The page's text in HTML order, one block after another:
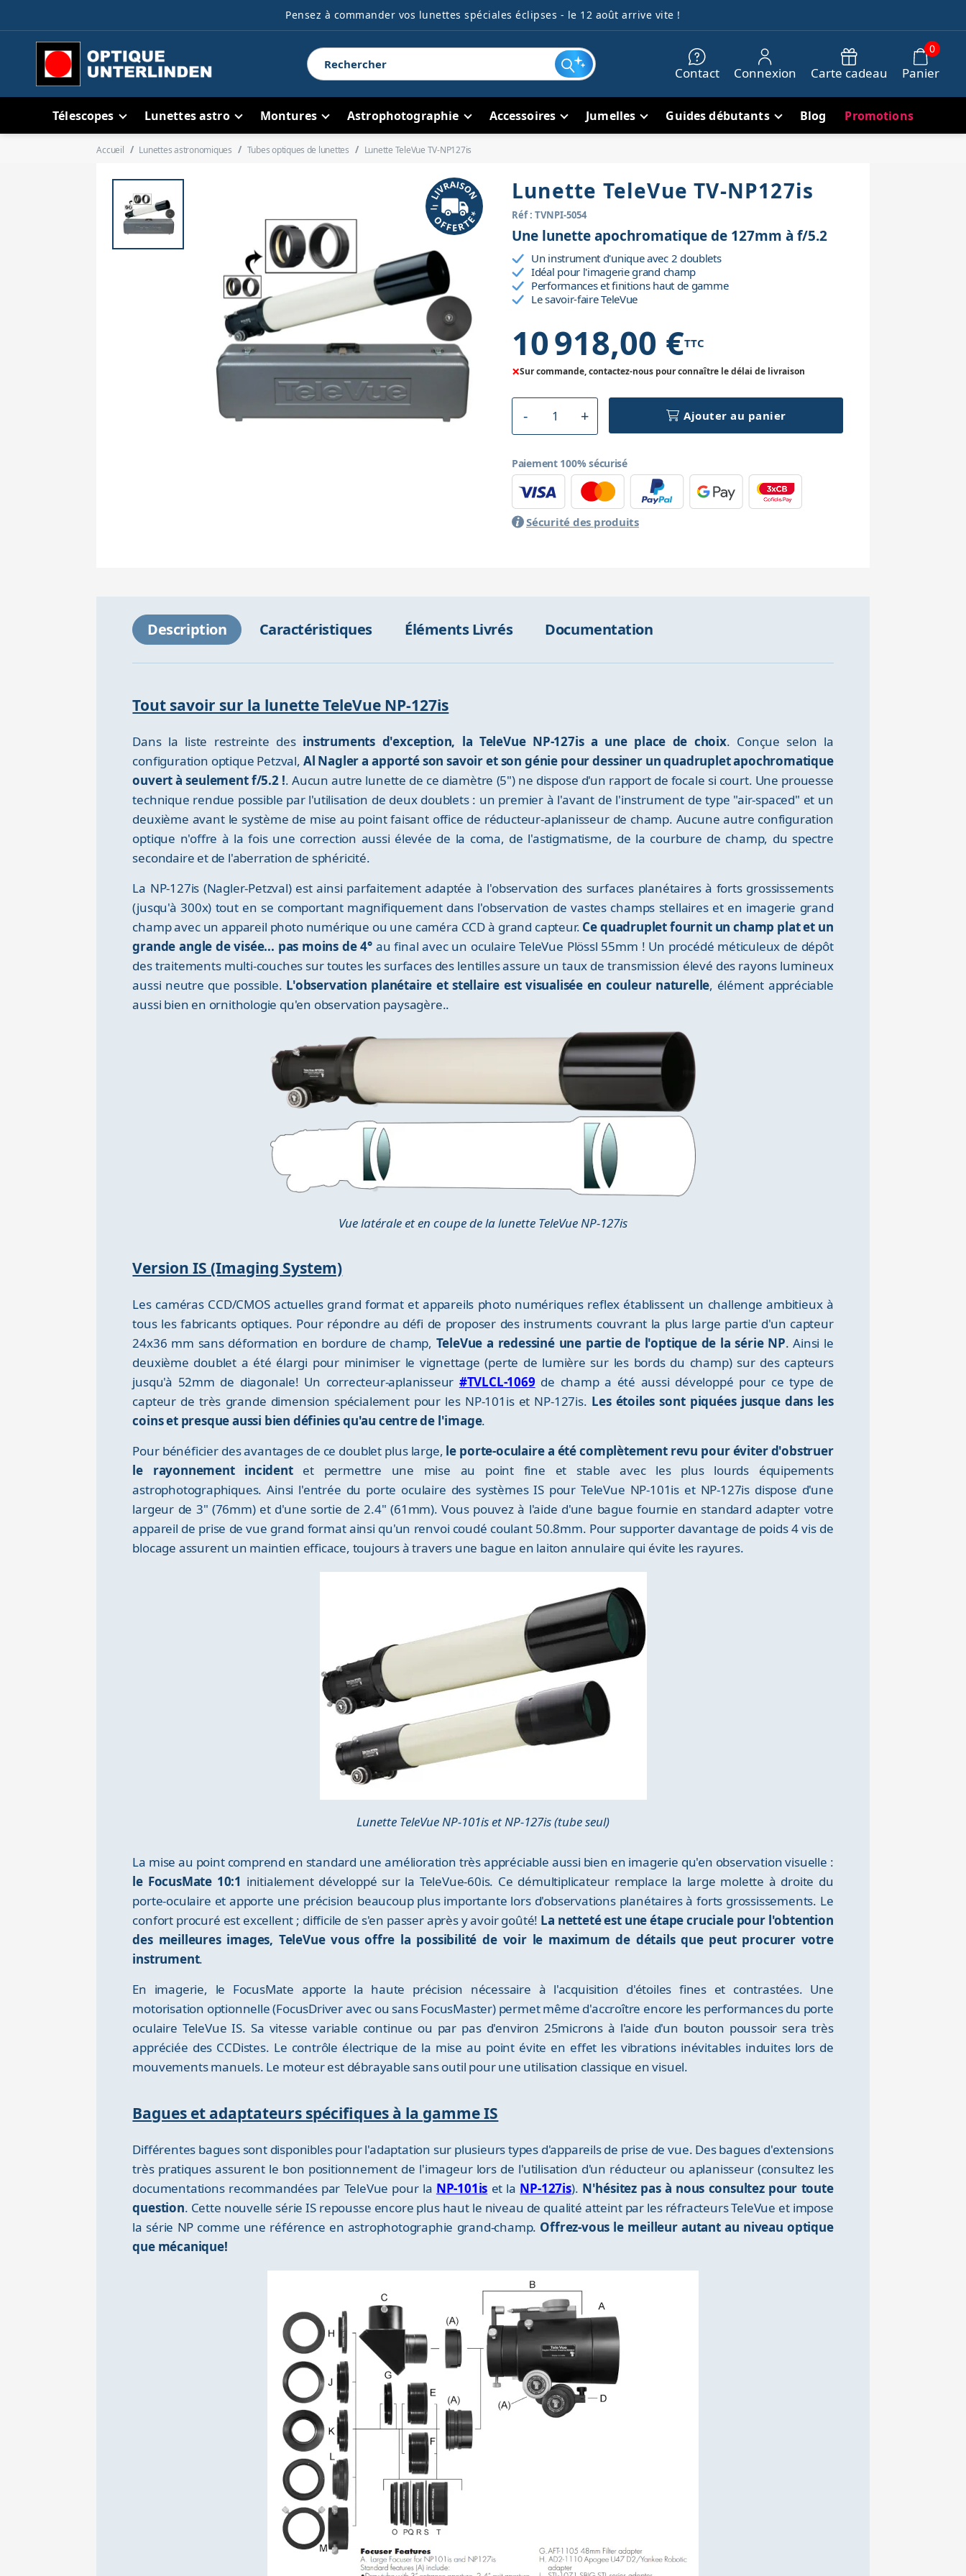
Pensez à commander vos lunettes spéciales éclipses - le 12 août arrive vite !
Contact Connexion Carte cadeau Panier
0
Télescopes Lunettes astro Montures Astrophotographie Accessoires Jumelles Guides débutants Blog Promotions
Accueil Lunettes astronomiques Tubes optiques de lunettes Lunette TeleVue TV-NP127is
Lunette TeleVue TV-NP127is
Réf : TVNPI-5054
Une lunette apochromatique de 127mm à f/5.2
Un instrument d'unique avec 2 doublets
Idéal pour l'imagerie grand champ
Performances et finitions haut de gamme
Le savoir-faire TeleVue
10 918,00 €TTC
×Sur commande, contactez-nous pour connaître le délai de livraison
Ajouter au panier
Paiement 100% sécurisé
Sécurité des produits
Description Caractéristiques Éléments Livrés Documentation
Tout savoir sur la lunette TeleVue NP-127is
Dans la liste restreinte des instruments d'exception, la TeleVue NP-127is a une place de choix. Conçue selon la
configuration optique Petzval, Al Nagler a apporté son savoir et son génie pour dessiner un quadruplet apochromatique
ouvert à seulement f/5.2 !. Aucun autre lunette de ce diamètre (5") ne dispose d'un rapport de focale si court. Une prouesse
technique rendue possible par l'utilisation de deux doublets : un premier à l'avant de l'instrument de type "air-spaced" et un
deuxième avant le système de mise au point faisant office de réducteur-aplanisseur de champ. Aucune autre configuration
optique n'offre à la fois une correction aussi élevée de la coma, de l'astigmatisme, de la courbure de champ, du spectre
secondaire et de l'aberration de sphéricité.
La NP-127is (Nagler-Petzval) est ainsi parfaitement adaptée à l'observation des surfaces planétaires à forts grossissements
(jusqu'à 300x) tout en se comportant magnifiquement dans l'observation de vastes champs stellaires et en imagerie grand
champ avec un appareil photo numérique ou une caméra CCD à grand capteur. Ce quadruplet fournit un champ plat et un
grande angle de visée... pas moins de 4° au final avec un oculaire TeleVue Plössl 55mm ! Un procédé méticuleux de dépôt
des traitements multi-couches sur toutes les surfaces des lentilles assure un taux de transmission élevé des rayons lumineux
aussi neutre que possible. L'observation planétaire et stellaire est visualisée en couleur naturelle, élément appréciable
aussi bien en ornithologie qu'en observation paysagère..
Vue latérale et en coupe de la lunette TeleVue NP-127is
Version IS (Imaging System)
Les caméras CCD/CMOS actuelles grand format et appareils photo numériques reflex établissent un challenge ambitieux à
tous les fabricants optiques. Pour répondre au défi de proposer des instruments couvrant la plus large partie d'un capteur
24x36 mm sans déformation en bordure de champ, TeleVue a redessiné une partie de l'optique de la série NP. Ainsi le
deuxième doublet a été élargi pour minimiser le vignettage (perte de lumière sur les bords du champ) sur des capteurs
jusqu'à 52mm de diagonale! Un correcteur-aplanisseur #TVLCL-1069 de champ a été aussi développé pour ce type de
capteur de très grande dimension spécialement pour les NP-101is et NP-127is. Les étoiles sont piquées jusque dans les
coins et presque aussi bien définies qu'au centre de l'image.
Pour bénéficier des avantages de ce doublet plus large, le porte-oculaire a été complètement revu pour éviter d'obstruer
le rayonnement incidentet permettre une mise au point fine et stable avec les plus lourds équipements
astrophotographiques. Ainsi l'entrée du porte oculaire des systèmes IS pour TeleVue NP-101is et NP-127is dispose d'une
largeur de 3" (76mm) et d'une sortie de 2.4" (61mm). Vous pouvez à l'aide d'une bague fournie en standard adapter votre
appareil de prise de vue grand format ainsi qu'un renvoi coudé coulant 50.8mm. Pour supporter davantage de poids 4 vis de
blocage assurent un maintien efficace, toujours à travers une bague en laiton annulaire qui évite les rayures.
Lunette TeleVue NP-101is et NP-127is (tube seul)
La mise au point comprend en standard une amélioration très appréciable aussi bien en imagerie qu'en observation visuelle :
le FocusMate 10:1 initialement développé sur la TeleVue-60is. Ce démultiplicateur remplace la large molette à droite du
porte-oculaire et apporte une précision beaucoup plus importante lors d'observations planétaires à forts grossissements. Le
confort procuré est excellent ; difficile de s'en passer après y avoir goûté! La netteté est une étape cruciale pour l'obtention
des meilleures images, TeleVue vous offre la possibilité de voir le maximum de détails que peut procurer votre
instrument.
En imagerie, le FocusMate apporte la haute précision nécessaire à l'acquisition d'étoiles fines et contrastées. Une
motorisation optionnelle (FocusDriver avec ou sans FocusMaster) permet même d'accroître encore les performances du porte
oculaire TeleVue IS. Sa vitesse variable continue ou par pas d'environ 25microns à l'aide d'un bouton poussoir sera très
appréciée des CCDistes. Le contrôle électrique de la mise au point évite en effet les vibrations inévitables induites lors de
mouvements manuels. Le moteur est débrayable sans outil pour une utilisation classique en visuel.
Bagues et adaptateurs spécifiques à la gamme IS
Différentes bagues sont disponibles pour l'adaptation sur plusieurs types d'appareils de prise de vue. Des bagues d'extensions
très pratiques assurent le bon positionnement de l'imageur lors de l'utilisation d'un réducteur ou aplanisseur (consultez les
documentations recommandées par TeleVue pour la NP-101is et la NP-127is). N'hésitez pas à nous consultez pour toute
question. Cette nouvelle série IS repousse encore plus haut le niveau de qualité atteint par les réfracteurs TeleVue et impose
la série NP comme une référence en astrophotographie grand-champ. Offrez-vous le meilleur autant au niveau optique
que mécanique!